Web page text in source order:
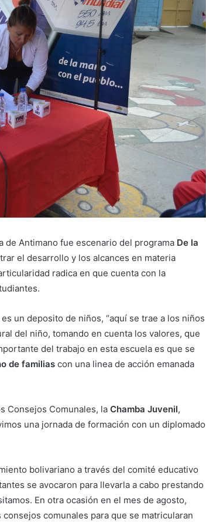
de Antimano fue escenario del programa De la
el desarrollo y los alcances en materia
radica en que cuenta con la
un deposito de niños, “aquí se trae a los niños
del niño, tomando en cuenta los valores, que
del trabajo en esta escuela es que se
de familias con una linea de acción emanada
Consejos Comunales, la Chamba Juvenil,
una jornada de formación con un diplomado
bolivariano a través del comité educativo
se avocaron para llevarla a cabo prestando
En otra ocasión en el mes de agosto,
comunales para que se matricularan